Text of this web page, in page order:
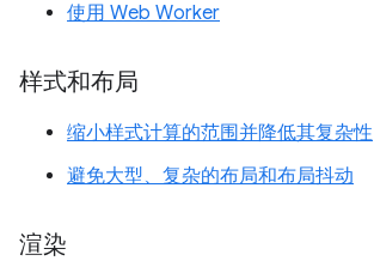
使用 Web Worker
样式和布局
缩小样式计算的范围并降低其复杂性
避免大型、复杂的布局和布局抖动
渲染